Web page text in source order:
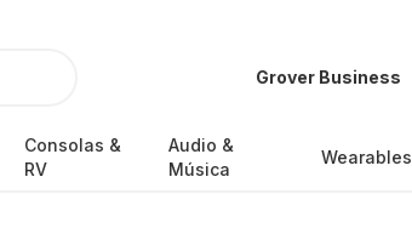
Grover Business
Consolas &
RV
Audio &
Música
Wearables